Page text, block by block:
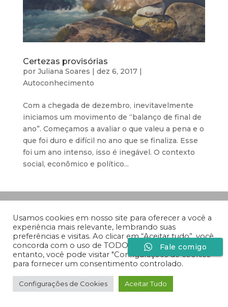
Certezas provisórias
por Juliana Soares | dez 6, 2017|
Autoconhecimento
Com a chegada de dezembro, inevitavelmente
iniciamos um movimento de “balanço de final de
ano”. Começamos a avaliar o que valeu a pena e o
que foi duro e difícil no ano que se finaliza. Esse
foi um ano intenso, isso é inegável. O contexto
social, econômico e político...
Medida
Usamos cookies em nosso site para oferecer a você a
experiência mais relevante, lembrando suas
preferências e visitas. Ao clicar em “Aceitar tudo”, você
concorda com o uso de TODOS os cookies. No
entanto, você pode visitar "Configurações de cookies"
para fornecer um consentimento controlado.
Configurações de Cookies Aceitar Tudo
Fale comigo